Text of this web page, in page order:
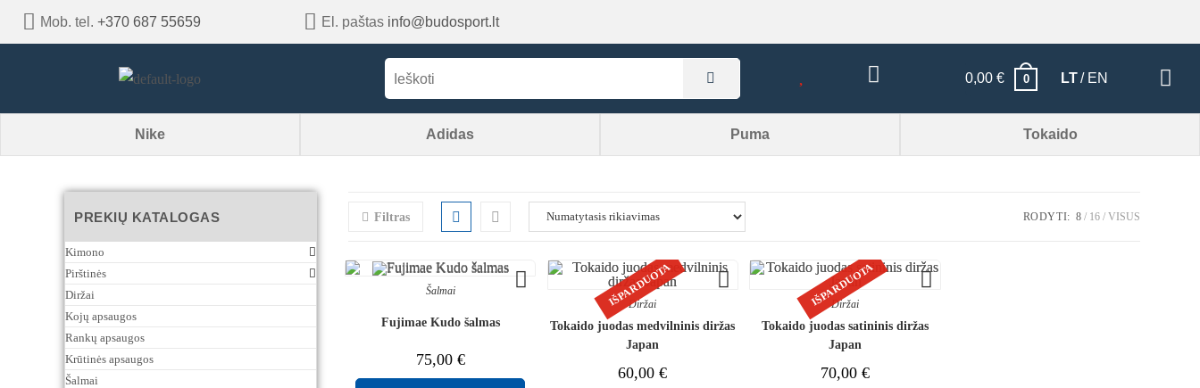
Mob. tel. +370 687 55659 El. paštas info@budosport.lt
0,00€ 0 LT EN
Nike Adidas Puma Tokaido
Filtras RODYTI: 8 16 VISUS
Šalmai
Fujimae Kudo šalmas
75,00 €
IŠPARDUOTA
Diržai
Tokaido juodas medvilninis diržas
Japan
60,00€
IŠPARDUOTA
Diržai
Tokaido juodas satininis diržas
Japan
70,00€
PREKIŲ KATALOGAS
Kimono
Pirštinės
Diržai
Kojų apsaugos
Rankų apsaugos
Krūtinės apsaugos
Šalmai